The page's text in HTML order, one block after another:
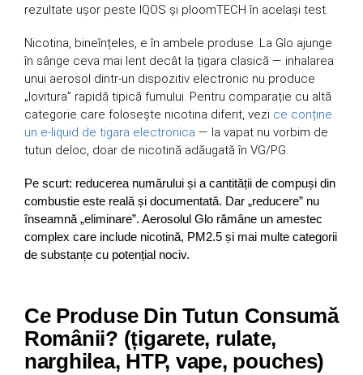
rezultate ușor peste IQOS și ploomTECH în același test.
Nicotina, bineînțeles, e în ambele produse. La Glo ajunge
în sânge ceva mai lent decât la țigara clasică — inhalarea
unui aerosol dintr-un dispozitiv electronic nu produce
„lovitura” rapidă tipică fumului. Pentru comparație cu altă
categorie care folosește nicotina diferit, vezi ce conține
un e-liquid de tigara electronica — la vapat nu vorbim de
tutun deloc, doar de nicotină adăugată în VG/PG.
Pe scurt: reducerea numărului și a cantității de compuși din
combustie este reală și documentată. Dar „reducere” nu
înseamnă „eliminare”. Aerosolul Glo rămâne un amestec
complex care include nicotină, PM2.5 și mai multe categorii
de substanțe cu potențial nociv.
Ce Produse Din Tutun Consumă
Românii? (țigarete, rulate,
narghilea, HTP, vape, pouches)